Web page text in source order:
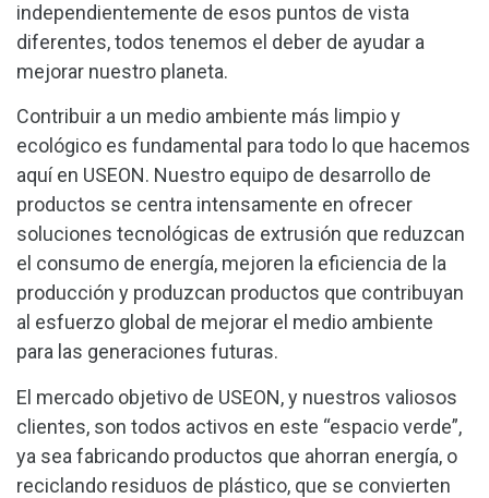
independientemente de esos puntos de vista
diferentes, todos tenemos el deber de ayudar a
mejorar nuestro planeta.
Contribuir a un medio ambiente más limpio y
ecológico es fundamental para todo lo que hacemos
aquí en USEON. Nuestro equipo de desarrollo de
productos se centra intensamente en ofrecer
soluciones tecnológicas de extrusión que reduzcan
el consumo de energía, mejoren la eficiencia de la
producción y produzcan productos que contribuyan
al esfuerzo global de mejorar el medio ambiente
para las generaciones futuras.
El mercado objetivo de USEON, y nuestros valiosos
clientes, son todos activos en este “espacio verde”,
ya sea fabricando productos que ahorran energía, o
reciclando residuos de plástico, que se convierten